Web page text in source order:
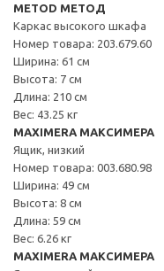
METOD МЕТОД
Каркас высокого шкафа
Номер товара: 203.679.60
Ширина: 61 см
Высота: 7 см
Длина: 210 см
Вес: 43.25 кг
MAXIMERA МАКСИМЕРА
Ящик, низкий
Номер товара: 003.680.98
Ширина: 49 см
Высота: 8 см
Длина: 59 см
Вес: 6.26 кг
MAXIMERA МАКСИМЕРА